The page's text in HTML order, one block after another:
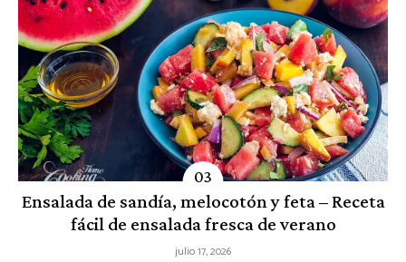
Ensalada de sandía, melocotón y feta – Receta
fácil de ensalada fresca de verano
julio 17, 2026